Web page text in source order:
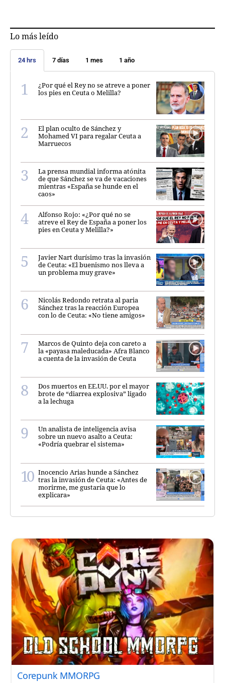
Lo más leído
24 hrs 7 días 1 mes 1 año
¿Por qué el Rey no se atreve a poner
los pies en Ceuta o Melilla?
El plan oculto de Sánchez y
Mohamed VI para regalar Ceuta a
Marruecos
La prensa mundial informa atónita
de que Sánchez se va de vacaciones
mientras «España se hunde en el
caos»
Alfonso Rojo: «¿Por qué no se
atreve el Rey de España a poner los
pies en Ceuta y Melilla?»
Javier Nart durísimo tras la invasión
de Ceuta: «El buenismo nos lleva a
un problema muy grave»
Nicolás Redondo retrata al paria
Sánchez tras la reacción Europea
con lo de Ceuta: «No tiene amigos»
Marcos de Quinto deja con careto a
la «payasa maleducada» Afra Blanco
a cuenta de la invasión de Ceuta
Dos muertos en EE.UU. por el mayor
brote de “diarrea explosiva” ligado
a la lechuga
Un analista de inteligencia avisa
sobre un nuevo asalto a Ceuta:
«Podría quebrar el sistema»
Inocencio Arias hunde a Sánchez
tras la invasión de Ceuta: «Antes de
morirme, me gustaría que lo
explicara»
Corepunk MMORPG